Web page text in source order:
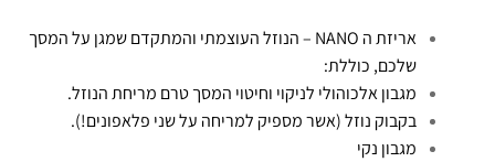
אריזת ה NANO – הנוזל העוצמתי והמתקדם שמגן על המסך
שלכם, כוללת:
מגבון אלכוהולי לניקוי וחיטוי המסך טרם מריחת הנוזל.
בקבוק נוזל (אשר מספיק למריחה על שני פלאפונים!).
מגבון נקי